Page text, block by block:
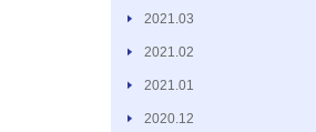
2021.03
2021.02
2021.01
2020.12